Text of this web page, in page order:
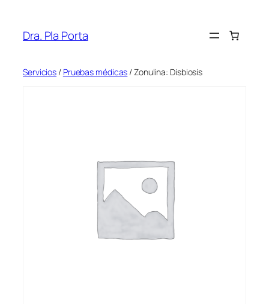
contenido
Dra. Pla Porta
Servicios / Pruebas médicas / Zonulina: Disbiosis